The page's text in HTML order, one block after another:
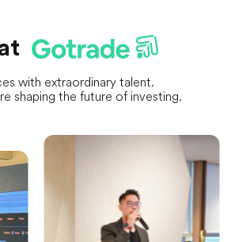
with extraordinary talent.
shaping the future of investing.